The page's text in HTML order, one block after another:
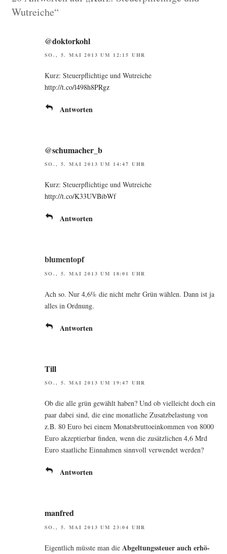
Wutreiche“
@doktorkohl
SO., 5. MAI 2013 UM 12:15 UHR
Kurz: Steu­er­pflich­ti­ge und Wut­rei­che
http://t.co/l498h8PRgz
Antworten
@schumacher_b
SO., 5. MAI 2013 UM 14:47 UHR
Kurz: Steu­er­pflich­ti­ge und Wut­rei­che
http://t.co/K33UVBibWf
Antworten
blumentopf
SO., 5. MAI 2013 UM 18:01 UHR
Ach so. Nur 4,6% die nicht mehr Grün wäh­len. Dann ist ja
alles in Ordnung.
Antworten
Till
SO., 5. MAI 2013 UM 19:47 UHR
Ob die alle grün gewählt haben? Und ob viel­leicht doch ein
paar dabei sind, die eine monat­li­che Zusatz­be­las­tung von
z.B. 80 Euro bei einem Monats­brut­to­ein­kom­men von 8000
Euro akzep­tier­bar fin­den, wenn die zusätz­li­chen 4,6 Mrd
Euro staat­li­che Ein­nah­men sinn­voll ver­wen­det werden?
Antworten
manfred
SO., 5. MAI 2013 UM 23:04 UHR
Eigent­lich müss­te man die Abgel­tungs­steu­er auch erhö­